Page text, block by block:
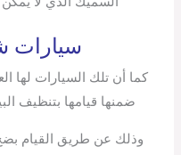
سيارات
كما أن تلك السيارات لها
ضمنها قيامها بتنظيف
وذلك عن طريق القيام بضخ